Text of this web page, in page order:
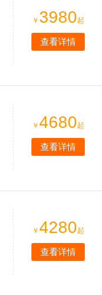
￥ 3980起
查看详情
￥ 4680起
查看详情
￥ 4280起
查看详情